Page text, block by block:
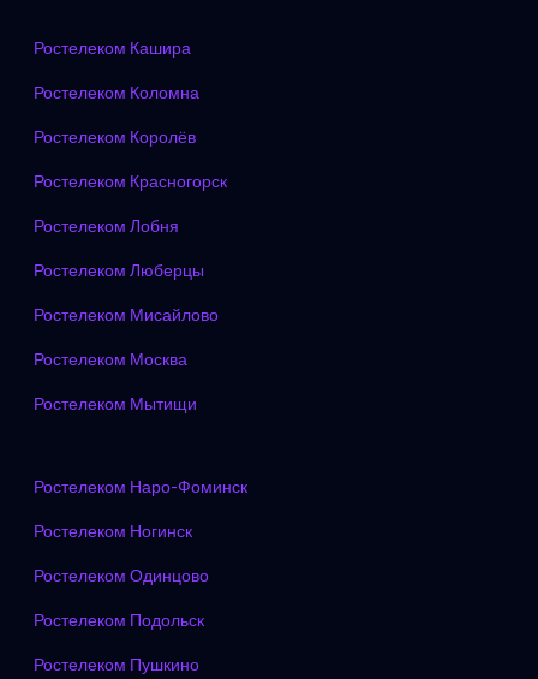
Ростелеком Кашира
Ростелеком Коломна
Ростелеком Королёв
Ростелеком Красногорск
Ростелеком Лобня
Ростелеком Люберцы
Ростелеком Мисайлово
Ростелеком Москва
Ростелеком Мытищи
Ростелеком Наро-Фоминск
Ростелеком Ногинск
Ростелеком Одинцово
Ростелеком Подольск
Ростелеком Пушкино